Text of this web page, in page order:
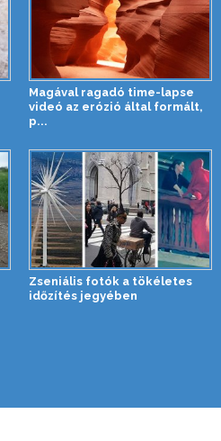
Magával ragadó time-lapse
videó az erózió által formált,
p...
Zseniális fotók a tökéletes
időzítés jegyében